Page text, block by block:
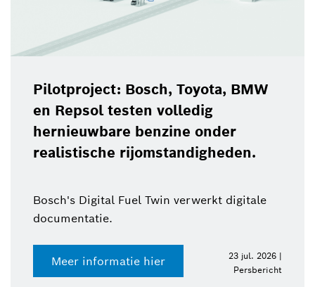
Pilotproject: Bosch, Toyota, BMW
en Repsol testen volledig
hernieuwbare benzine onder
realistische rijomstandigheden.
Bosch's Digital Fuel Twin verwerkt digitale
documentatie.
Meer informatie hier
23 jul. 2026 |
Persbericht